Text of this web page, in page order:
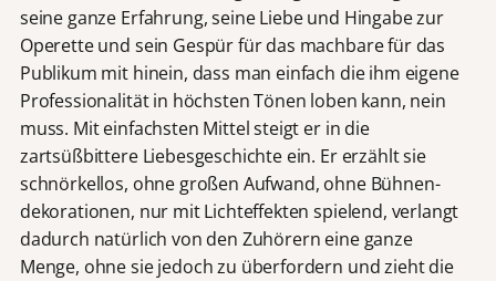
seine ganze Erfahrung, seine Liebe und Hingabe zur
Operette und sein Gespür für das machbare für das
Publikum mit hinein, dass man einfach die ihm eigene
Professionalität in höchsten Tönen loben kann, nein
muss. Mit einfachsten Mittel steigt er in die
zartsüßbittere Liebesgeschichte ein. Er erzählt sie
schnörkellos, ohne großen Aufwand, ohne Bühnen-
dekorationen, nur mit Lichteffekten spielend, verlangt
dadurch natürlich von den Zuhörern eine ganze
Menge, ohne sie jedoch zu überfordern und zieht die